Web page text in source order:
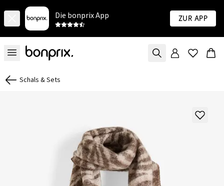
Die bonprix App Zur App
Schals & Sets